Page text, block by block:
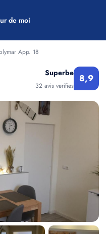
de moi
App. 18
Superbe
32 avis verifies
8,9